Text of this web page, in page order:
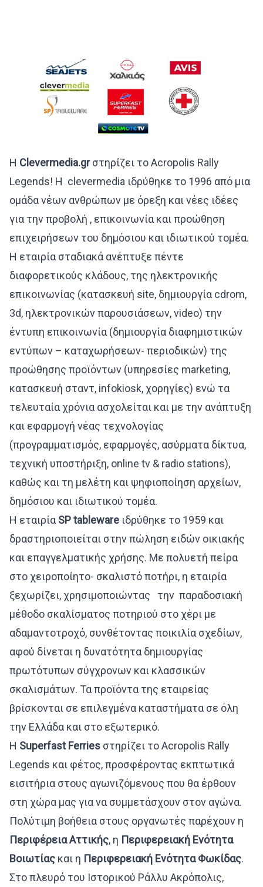
H Clevermedia.grστηρίζει το Acropolis Rally
Legends! Η clevermedia ιδρύθηκε το 1996 από μια
ομάδα νέων ανθρώπων με όρεξη και νέες ιδέες
για την προβολή , επικοινωνία και προώθηση
επιχειρήσεων του δημόσιου και ιδιωτικού τομέα.
Η εταιρία σταδιακά ανέπτυξε πέντε
διαφορετικούς κλάδους, της ηλεκτρονικής
επικοινωνίας (κατασκευή site, δημιουργία cdrom,
3d, ηλεκτρονικών παρουσιάσεων, video) την
έντυπη επικοινωνία (δημιουργία διαφημιστικών
εντύπων – καταχωρήσεων- περιοδικών) της
προώθησης προϊόντων (υπηρεσίες marketing,
κατασκευή σταντ, infokiosk, χορηγίες) ενώ τα
τελευταία χρόνια ασχολείται και με την ανάπτυξη
και εφαρμογή νέας τεχνολογίας
(προγραμματισμός, εφαρμογές, ασύρματα δίκτυα,
τεχνική υποστήριξη, online tv & radio stations),
καθώς και τη μελέτη και ψηφιοποίηση αρχείων,
δημόσιου και ιδιωτικού τομέα.
Η εταιρία SPtableware ιδρύθηκε το 1959 και
δραστηριοποιείται στην πώληση ειδών οικιακής
και επαγγελματικής χρήσης. Με πολυετή πείρα
στο χειροποίητο- σκαλιστό ποτήρι, η εταιρία
ξεχωρίζει, χρησιμοποιώντας την παραδοσιακή
μέθοδο σκαλίσματος ποτηριού στο χέρι με
αδαμαντοτροχό, συνθέτοντας ποικιλία σχεδίων,
αφού δίνεται η δυνατότητα δημιουργίας
πρωτότυπων σύγχρονων και κλασσικών
σκαλισμάτων. Τα προϊόντα της εταιρείας
βρίσκονται σε επιλεγμένα καταστήματα σε όλη
την Ελλάδα και στο εξωτερικό.
Η Superfast Ferries στηρίζει το Acropolis Rally
Legends και φέτος, προσφέροντας εκπτωτικά
εισιτήρια στους αγωνιζόμενους που θα έρθουν
στη χώρα μας για να συμμετάσχουν στον αγώνα.
Πολύτιμη βοήθεια στους οργανωτές παρέχουν η
Περιφέρεια Αττικής, η Περιφερειακή Ενότητα
Βοιωτίας και η Περιφερειακή Ενότητα Φωκίδας.
Στο πλευρό του Ιστορικού Ράλλυ Ακρόπολις,